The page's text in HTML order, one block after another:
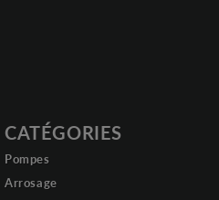
CATÉGORIES
Pompes
Arrosage